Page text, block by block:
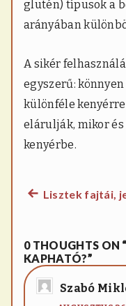
glutén) típusok a
arányában
A sikér
egyszerű:
különféle
elárulják, mikor
kenyérbe.
Bejegyzés
Previous
Lisztek fajtái,
0 THOUGHTS ON
KAPHATÓ?”
Szabó